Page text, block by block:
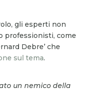
gli esperti non
professionisti, come
Debre’ che
sul tema.
un nemico della